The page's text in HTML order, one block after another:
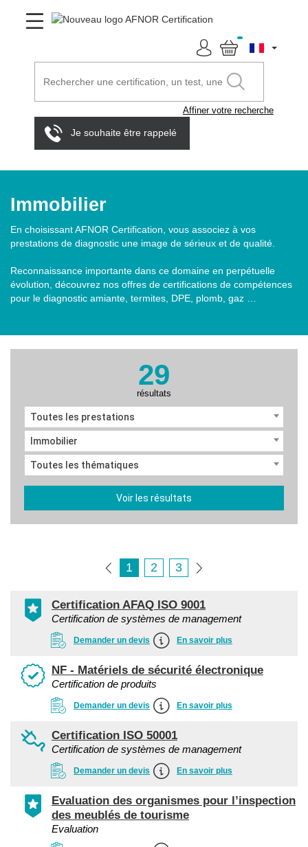
Affiner votre recherche
Je souhaite être rappelé
Immobilier
En choisissant AFNOR Certification, vous associez à vos
prestations de diagnostic une image de sérieux et de qualité.
Reconnaissance importante dans ce domaine en perpétuelle
évolution, découvrez nos offres de certifications de compétences
pour le diagnostic amiante, termites, DPE, plomb, gaz …
29
résultats
Toutes les prestations
Immobilier
Toutes les thématiques
Voir les résultats
1 2 3
Certification AFAQ ISO 9001
Certification de systèmes de management
Demander un devis En savoir plus
NF - Matériels de sécurité électronique
Certification de produits
Demander un devis En savoir plus
Certification ISO 50001
Certification de systèmes de management
Demander un devis En savoir plus
Evaluation des organismes pour l’inspection
des meublés de tourisme
Evaluation